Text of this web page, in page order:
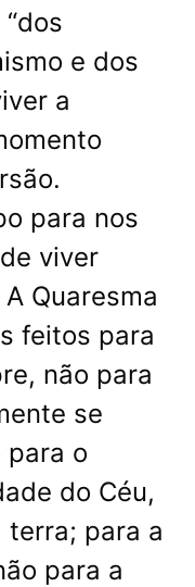
e dos
a
para nos
viver
Quaresma
feitos para
não para
se
para o
do Céu,
terra; para a
para a